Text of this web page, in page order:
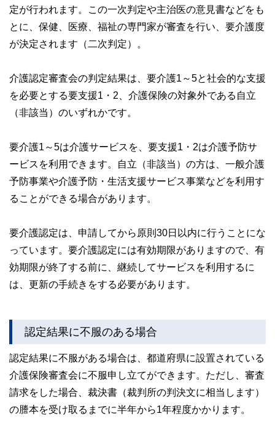
定が行われます。この一次判定や主治医の意見書などをも
とに、保健、医療、福祉の専門家が審査を行い、要介護度
が決定されます（二次判定）。
介護認定審査会の判定結果は、要介護1～5と社会的な支援
を必要とする要支援1・2、介護保険の対象外である自立
（非該当）のいずれかです。
要介護1～5は介護サービスを、要支援1・2は介護予防サ
ービスを利用できます。自立（非該当）の方は、一般介護
予防事業や介護予防・生活支援サービス事業などを利用す
ることができる場合があります。
要介護認定は、申請してから原則30日以内に行うことにな
っています。要介護認定には有効期限がありますので、有
効期限が終了する前に、継続してサービスを利用するに
は、更新の手続きをする必要があります。
認定結果に不服のある場合
認定結果に不服がある場合は、都道府県に設置されている
介護保険審査会に不服申し立てができます。ただし、審査
請求をした場合、裁決書（裁判所の判決文に相当します）
の謄本を受け取るまでに半年から1年程度かかります。